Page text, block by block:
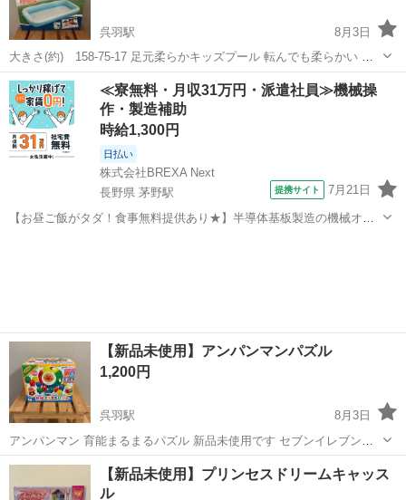
呉羽駅
8月3日
大きさ(約) 158-75-17 足元柔らかキッズプール 転んでも柔らかい 硬
い地面でも安心 底面にも空気を入れられてクッションになる 水抜き栓
片付け楽々
富山 富山市 呉羽駅 おもちゃ キッズプール
≪寮無料・月収31万円・派遣社員≫機械操
作・製造補助
時給1,300円
日払い
株式会社BREXA Next
長野県 茅野駅
提携サイト 7月21日
【お昼ご飯がタダ！食事無料提供あり★】半導体基板製造の機械オペ
【新品未使用】アンパンマンパズル
1,200円
呉羽駅
8月3日
アンパンマン 育能まるまるパズル 新品未使用です セブンイレブン富
山北代店にて受け渡し可能な方
富山 富山市 呉羽駅 その他 アンパンマン
【新品未使用】プリンセスドリームキャッス
ル